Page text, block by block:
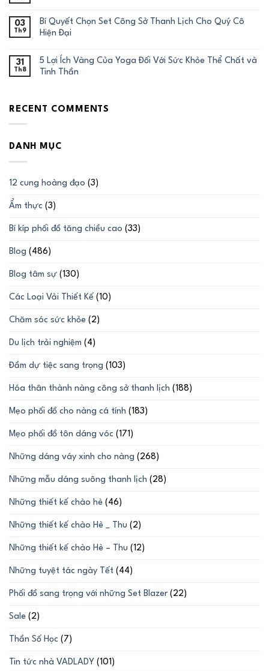
03
Th9
Bí Quyết Chọn Set Công Sở Thanh Lịch Cho Quý Cô
Hiện Đại
31
Th8
5 Lợi Ích Vàng Của Yoga Đối Với Sức Khỏe Thể Chất và
Tinh Thần
RECENT COMMENTS
DANH MỤC
12 cung hoàng đạo (3)
Ẩm thực (3)
Bí kíp phối đồ tăng chiều cao (33)
Blog (486)
Blog tâm sự (130)
Các Loại Vải Thiết Kế (10)
Chăm sóc sức khỏe (2)
Du lịch trải nghiệm (4)
Đầm dự tiệc sang trọng (103)
Hóa thân thành nàng công sở thanh lịch (188)
Mẹo phối đồ cho nàng cá tính (183)
Mẹo phối đồ tôn dáng vóc (171)
Những dáng váy xinh cho nàng (268)
Những mẫu dáng suông thanh lịch (28)
Những thiết kế chào hè (46)
Những thiết kế chào Hè _ Thu (2)
Những thiết kế chào Hè – Thu (12)
Những tuyệt tác ngày Tết (44)
Phối đồ sang trọng với những Set Blazer(22)
Sale (2)
Thần Số Học (7)
Tin tức nhà VADLADY (101)